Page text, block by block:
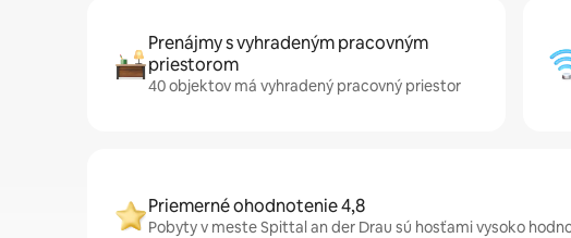
Prenájmy s vyhradeným pracovným
priestorom
40 objektov má vyhradený pracovný priestor
Priemerné ohodnotenie 4,8
Pobyty v meste Spittal an der Drau sú hosťami vysoko